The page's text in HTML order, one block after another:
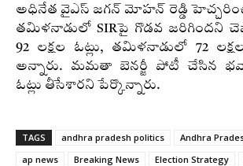
అధినేత వైఎస్ జగన్‌ మోహన్‌ రెడ్డి
తమిళనాడులో SIRపై గొడవ జరిగిందని
92 లక్షల ఓట్లు, తమిళనాడులో 72
అన్నారు. మమతా బెనర్జీ పోటీ చేసిన
ఓట్లు తీసేశారని పేర్కొన్నారు.
TAGS andhra pradesh politics
Andhra
ap news
Breaking News Election Strategy